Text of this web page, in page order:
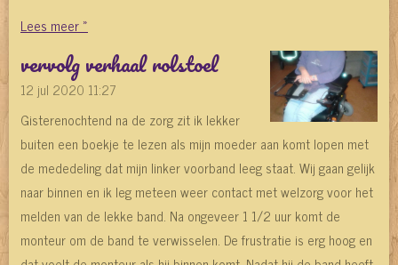
Lees meer »
vervolg verhaal rolstoel
12 jul 2020 11:27
Gisterenochtend na de zorg zit ik lekker
buiten een boekje te lezen als mijn moeder aan komt lopen met
de mededeling dat mijn linker voorband leeg staat. Wij gaan gelijk
naar binnen en ik leg meteen weer contact met welzorg voor het
melden van de lekke band. Na ongeveer 1 1/2 uur komt de
monteur om de band te verwisselen. De frustratie is erg hoog en